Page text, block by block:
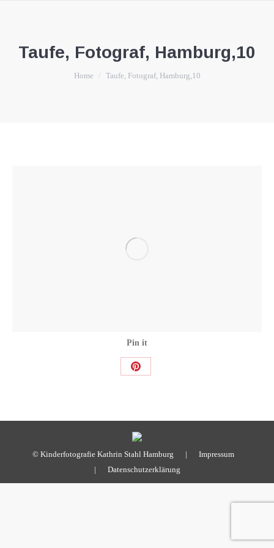
Taufe, Fotograf, Hamburg,10
You are here:
Home Taufe, Fotograf, Hamburg,10
Pin it
Share
© Kinderfotografie Kathrin Stahl Hamburg | Impressum
| Datenschutzerklärung